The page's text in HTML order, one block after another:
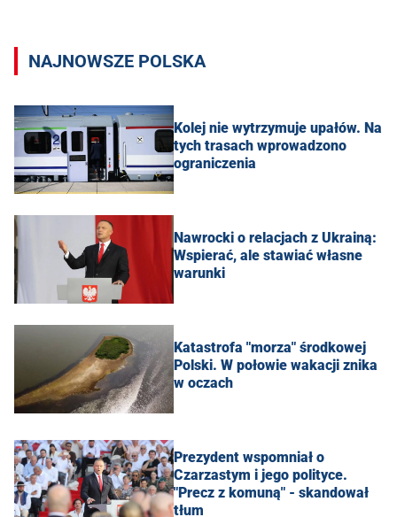
NAJNOWSZE POLSKA
Kolej nie wytrzymuje upałów. Na
tych trasach wprowadzono
ograniczenia
Nawrocki o relacjach z Ukrainą:
Wspierać, ale stawiać własne
warunki
Katastrofa "morza" środkowej
Polski. W połowie wakacji znika
w oczach
Prezydent wspomniał o
Czarzastym i jego polityce.
"Precz z komuną" - skandował
tłum